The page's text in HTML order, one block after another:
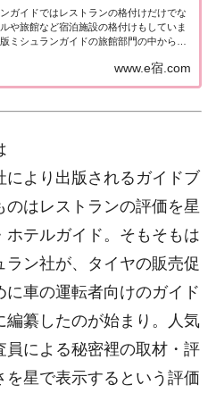
ガイドではレストランの格付けだけでな
や旅館など宿泊施設の格付けもしていま
ミシュランガイドの旅館部門の中から最
ました♪ いずれも人気ランキングなどで常
わす有名旅館。各旅館の情報と口コミ評
www.e宿.com
により出版されるガイドブ
のはレストランの評価を星
テルガイド。そもそもは
ラン社が、タイヤの販売促
車の運転者向けのガイド
編纂したのが始まり。人気
員による秘密裡の取材・評
星で表示するという評価